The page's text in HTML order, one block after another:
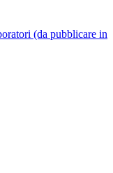
(da pubblicare in